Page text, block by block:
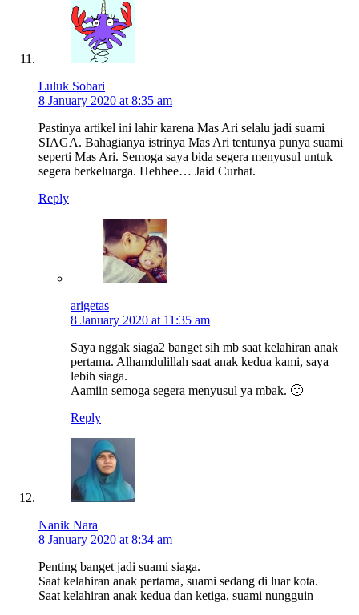
Luluk Sobari
8 January 2020 at 8:35 am
Pastinya artikel ini lahir karena Mas Ari selalu jadi suami
SIAGA. Bahagianya istrinya Mas Ari tentunya punya suami
seperti Mas Ari. Semoga saya bida segera menyusul untuk
segera berkeluarga. Hehhee… Jaid Curhat.
Reply
arigetas
8 January 2020 at 11:35 am
Saya nggak siaga2 banget sih mb saat kelahiran anak
pertama. Alhamdulillah saat anak kedua kami, saya
lebih siaga.
Aamiin semoga segera menyusul ya mbak. 🙂
Reply
Nanik Nara
8 January 2020 at 8:34 am
Penting banget jadi suami siaga.
Saat kelahiran anak pertama, suami sedang di luar kota.
Saat kelahiran anak kedua dan ketiga, suami nungguin